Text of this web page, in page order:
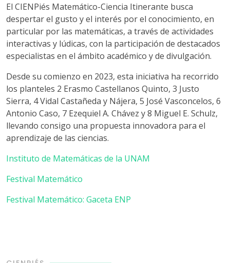
El CIENPiés Matemático-Ciencia Itinerante busca
despertar el gusto y el interés por el conocimiento, en
particular por las matemáticas, a través de actividades
interactivas y lúdicas, con la participación de destacados
especialistas en el ámbito académico y de divulgación.
Desde su comienzo en 2023, esta iniciativa ha recorrido
los planteles 2 Erasmo Castellanos Quinto, 3 Justo
Sierra, 4 Vidal Castañeda y Nájera, 5 José Vasconcelos, 6
Antonio Caso, 7 Ezequiel A. Chávez y 8 Miguel E. Schulz,
llevando consigo una propuesta innovadora para el
aprendizaje de las ciencias.
Instituto de Matemáticas de la UNAM
Festival Matemático
Festival Matemático: Gaceta ENP